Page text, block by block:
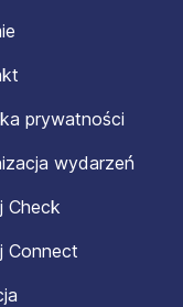
prywatności
wydarzeń
Check
Connect